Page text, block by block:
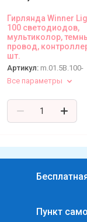
Гирлянда Winner
100 светодиодов,
мультиколор,
провод,
шт.
Артикул: m.01.5B.100-
Все параметры
Пункт